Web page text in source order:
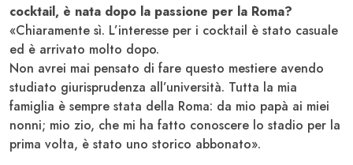
cocktail, è nata dopo la passione per la Roma?
«Chiaramente sì. L’interesse per i cocktail è stato casuale
ed è arrivato molto dopo.
Non avrei mai pensato di fare questo mestiere avendo
studiato giurisprudenza all’università. Tutta la mia
famiglia è sempre stata della Roma: da mio papà ai miei
nonni; mio zio, che mi ha fatto conoscere lo stadio per la
prima volta, è stato uno storico abbonato».